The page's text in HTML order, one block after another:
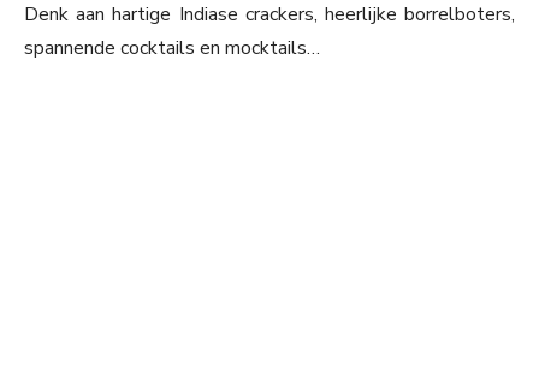
Denk aan hartige Indiase crackers, heerlijke borrelboters,
spannende cocktails en mocktails…